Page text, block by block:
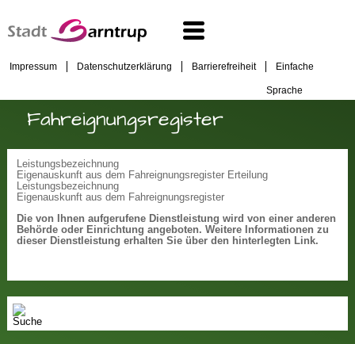
Impressum Datenschutzerklärung Barrierefreiheit Einfache
Sprache
Fahreignungsregister
Leistungsbezeichnung
Eigenauskunft aus dem Fahreignungsregister Erteilung
Leistungsbezeichnung
Eigenauskunft aus dem Fahreignungsregister
Die von Ihnen aufgerufene Dienstleistung wird von einer anderen
Behörde oder Einrichtung angeboten. Weitere Informationen zu
dieser Dienstleistung erhalten Sie über den hinterlegten Link.